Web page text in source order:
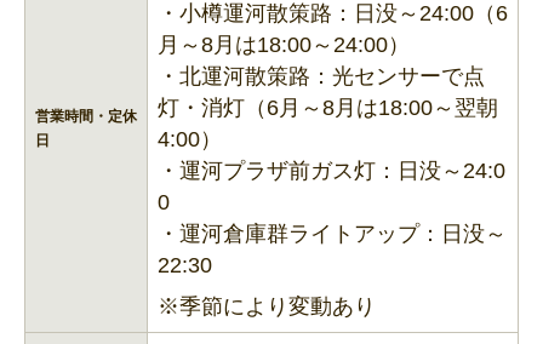
営業時間・定休
日
・小樽運河散策路：日没～24:00（6
月～8月は18:00～24:00）
・北運河散策路：光センサーで点
灯・消灯（6月～8月は18:00～翌朝
4:00）
・運河プラザ前ガス灯：日没～24:0
0
・運河倉庫群ライトアップ：日没～
22:30
※季節により変動あり